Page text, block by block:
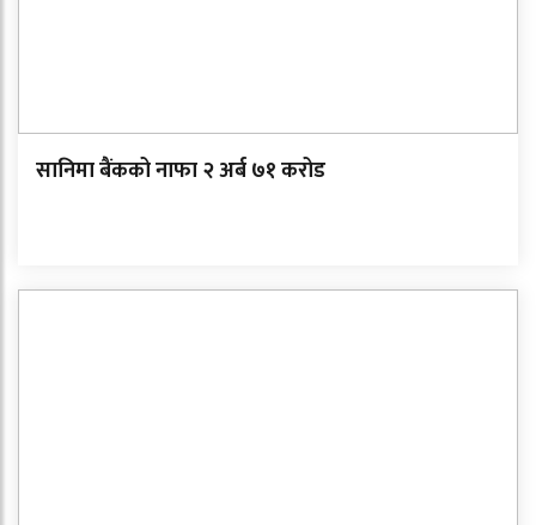
सानिमा बैंकको नाफा २ अर्ब ७१ करोड